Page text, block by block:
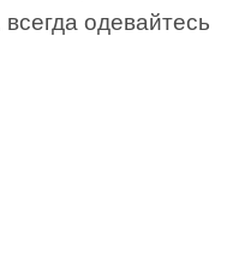
одевайтесь